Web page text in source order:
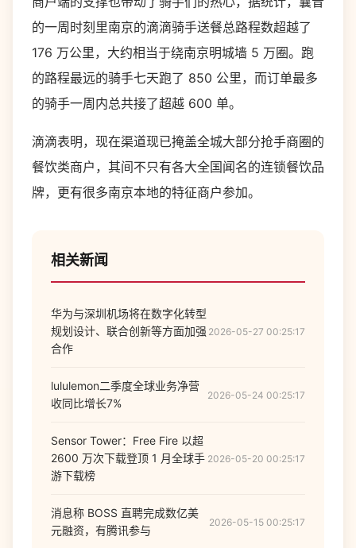
的一周时刻里南京的滴滴骑手送餐总路程数超越了
176 万公里，大约相当于绕南京明城墙 5 万圈。跑
的路程最远的骑手七天跑了 850 公里，而订单最多
的骑手一周内总共接了超越 600 单。
滴滴表明，现在渠道现已掩盖全城大部分抢手商圈的
餐饮类商户，其间不只有各大全国闻名的连锁餐饮品
牌，更有很多南京本地的特征商户参加。
相关新闻
华为与深圳机场将在数字化转型
规划设计、联合创新等方面加强
合作
2026-05-27 00:25:17
lululemon二季度全球业务净营
收同比增长7%
2026-05-24 00:25:17
Sensor Tower：Free Fire 以超
2600 万次下载登顶 1 月全球手
游下载榜
2026-05-20 00:25:17
消息称 BOSS 直聘完成数亿美
元融资，有腾讯参与
2026-05-15 00:25:17